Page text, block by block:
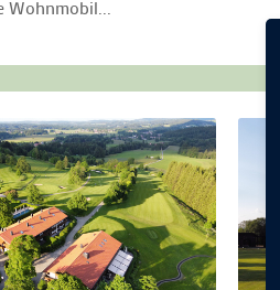
Wohnmobil...